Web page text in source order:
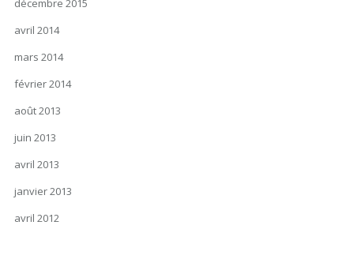
décembre 2015
avril 2014
mars 2014
février 2014
août 2013
juin 2013
avril 2013
janvier 2013
avril 2012